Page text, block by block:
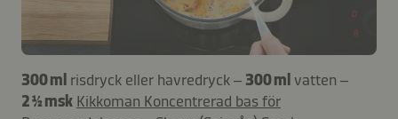
300 ml risdryck eller havredryck – 300 ml vatten –
2 ½ msk Kikkoman Koncentrerad bas för